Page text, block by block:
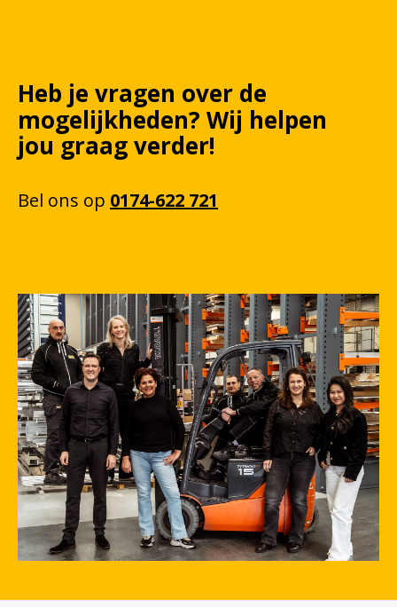
Heb je vragen over de
mogelijkheden? Wij helpen
jou graag verder!
Bel ons op 0174-622 721